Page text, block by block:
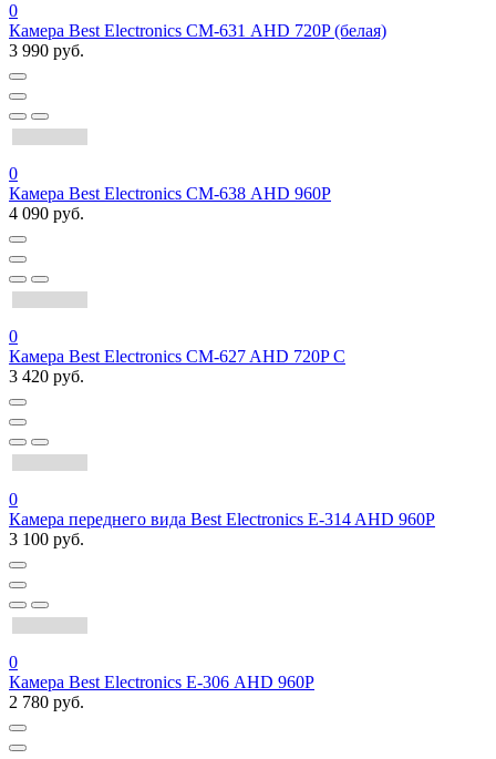
0
Камера Best Electronics СМ-631 AHD 720P (белая)
3 990 руб.
0
Камера Best Electronics СМ-638 AHD 960P
4 090 руб.
0
Камера Best Electronics CM-627 AHD 720P C
3 420 руб.
0
Камера переднего вида Best Electronics E-314 AHD 960P
3 100 руб.
0
Камера Best Electronics Е-306 AHD 960P
2 780 руб.